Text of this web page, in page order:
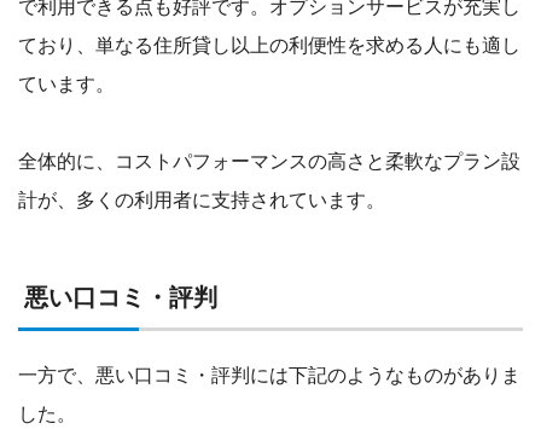
で利用できる点も好評です。オプションサービスが充実し
ており、単なる住所貸し以上の利便性を求める人にも適し
ています。
全体的に、コストパフォーマンスの高さと柔軟なプラン設
計が、多くの利用者に支持されています。
悪い口コミ・評判
一方で、悪い口コミ・評判には下記のようなものがありま
した。